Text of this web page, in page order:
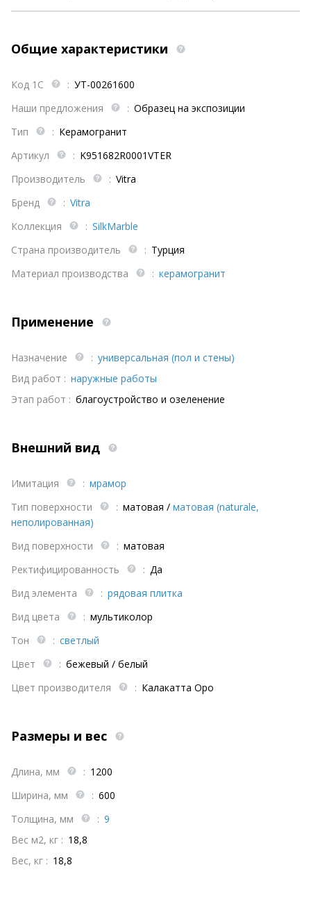
Общие характеристики
Код 1С : УТ-00261600
Наши предложения
: Образец на экспозиции
Тип
: Керамогранит
Артикул
: K951682R0001VTER
Производитель
: Vitra
Бренд
: Vitra
Коллекция
: SilkMarble
Страна производитель
: Турция
Материал производства
: керамогранит
Применение
Назначение : универсальная (пол и стены)
Вид работ : наружные работы
Этап работ : благоустройство и озеленение
Внешний вид
Имитация : мрамор
Тип поверхности
: матовая / матовая (naturale,
неполированная)
Вид поверхности
: матовая
Ректифицированность
: Да
Вид элемента
: рядовая плитка
Вид цвета
: мультиколор
Тон
: светлый
Цвет
: бежевый / белый
Цвет производителя
: Калакатта Оро
Размеры и вес
Длина, мм : 1200
Ширина, мм
: 600
Толщина, мм
: 9
Вес м2, кг : 18,8
Вес, кг : 18,8